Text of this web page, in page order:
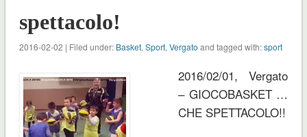
spettacolo!
2016-02-02 | Filed under: Basket, Sport, Vergato and tagged with:sport
2016/02/01, Vergato
– GIOCOBASKET …
CHE SPETTACOLO!!